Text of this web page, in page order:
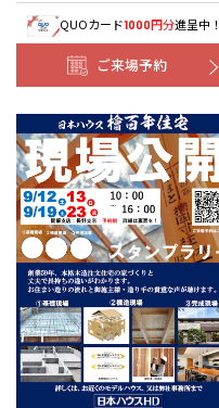
QUOカード1000円分進呈中！
ご来場予約